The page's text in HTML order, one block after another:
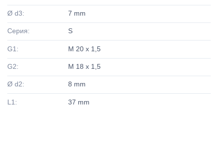
Ø d3: 7 mm
Серия: S
G1: M 20 x 1,5
G2: M 18 x 1,5
Ø d2: 8 mm
L1: 37 mm